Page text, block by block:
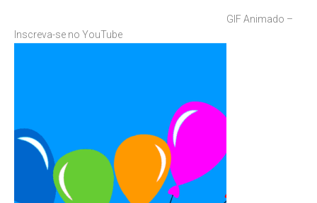
GIF Animado –
Inscreva-se no YouTube